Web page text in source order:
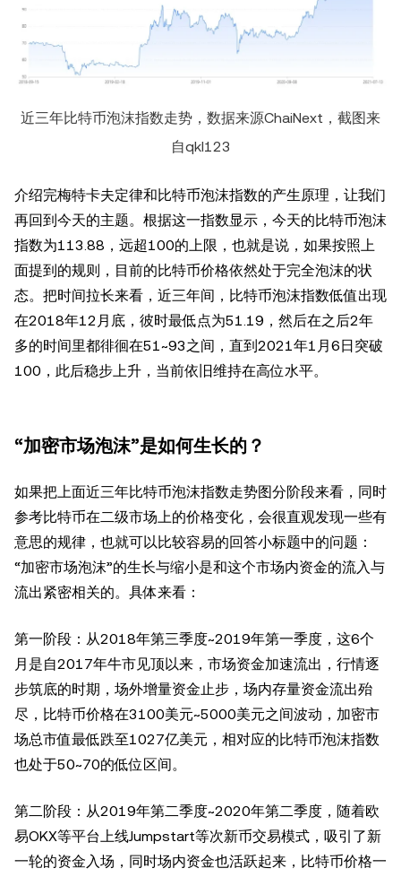
近三年比特币泡沫指数走势，数据来源ChaiNext，截图来
自qkl123
介绍完梅特卡夫定律和比特币泡沫指数的产生原理，让我们
再回到今天的主题。根据这一指数显示，今天的比特币泡沫
指数为113.88，远超100的上限，也就是说，如果按照上
面提到的规则，目前的比特币价格依然处于完全泡沫的状
态。把时间拉长来看，近三年间，比特币泡沫指数低值出现
在2018年12月底，彼时最低点为51.19，然后在之后2年
多的时间里都徘徊在51~93之间，直到2021年1月6日突破
100，此后稳步上升，当前依旧维持在高位水平。
“加密市场泡沫”是如何生长的？
如果把上面近三年比特币泡沫指数走势图分阶段来看，同时
参考比特币在二级市场上的价格变化，会很直观发现一些有
意思的规律，也就可以比较容易的回答小标题中的问题：
“加密市场泡沫”的生长与缩小是和这个市场内资金的流入与
流出紧密相关的。具体来看：
第一阶段：从2018年第三季度~2019年第一季度，这6个
月是自2017年牛市见顶以来，市场资金加速流出，行情逐
步筑底的时期，场外增量资金止步，场内存量资金流出殆
尽，比特币价格在3100美元~5000美元之间波动，加密市
场总市值最低跌至1027亿美元，相对应的比特币泡沫指数
也处于50~70的低位区间。
第二阶段：从2019年第二季度~2020年第二季度，随着欧
易OKX等平台上线Jumpstart等次新币交易模式，吸引了新
一轮的资金入场，同时场内资金也活跃起来，比特币价格一